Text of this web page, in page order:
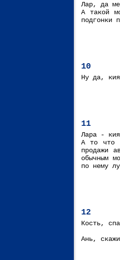
Лар, да
А такой
подгонки
10
Ну да,
11
Лара -
А то что
продажи
обычным
по нему
12
Кость,
Ань,